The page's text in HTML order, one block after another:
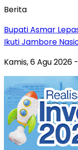
Berita
Bupati Asmar
Ikuti Jambore
Kamis, 6 Agu 2026